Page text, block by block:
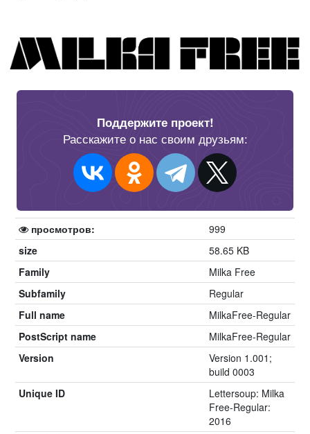
Поддержите проект!
Расскажите о нас своим друзьям:
просмотров:
999
size
58.65 KB
Family
Milka Free
Subfamily
Regular
Full name
MilkaFree-Regular
PostScript name
MilkaFree-Regular
Version
Version 1.001;
build 0003
Unique ID
Lettersoup: Milka
Free-Regular:
2016